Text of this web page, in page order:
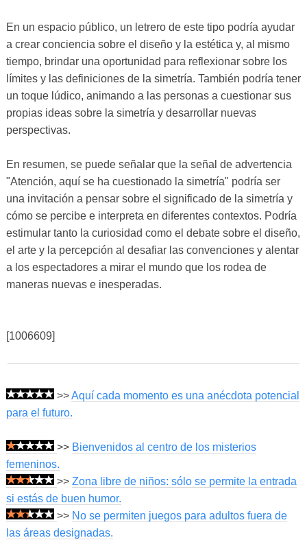
En un espacio público, un letrero de este tipo podría ayudar
a crear conciencia sobre el diseño y la estética y, al mismo
tiempo, brindar una oportunidad para reflexionar sobre los
límites y las definiciones de la simetría. También podría tener
un toque lúdico, animando a las personas a cuestionar sus
propias ideas sobre la simetría y desarrollar nuevas
perspectivas.
En resumen, se puede señalar que la señal de advertencia
"Atención, aquí se ha cuestionado la simetría" podría ser
una invitación a pensar sobre el significado de la simetría y
cómo se percibe e interpreta en diferentes contextos. Podría
estimular tanto la curiosidad como el debate sobre el diseño,
el arte y la percepción al desafiar las convenciones y alentar
a los espectadores a mirar el mundo que los rodea de
maneras nuevas e inesperadas.
[1006609]
>>Aquí cada momento es una anécdota potencial
para el futuro.
>> Bienvenidos al centro de los misterios
femeninos.
>> Zona libre de niños: sólo se permite la entrada
si estás de buen humor.
>> No se permiten juegos para adultos fuera de
las áreas designadas.